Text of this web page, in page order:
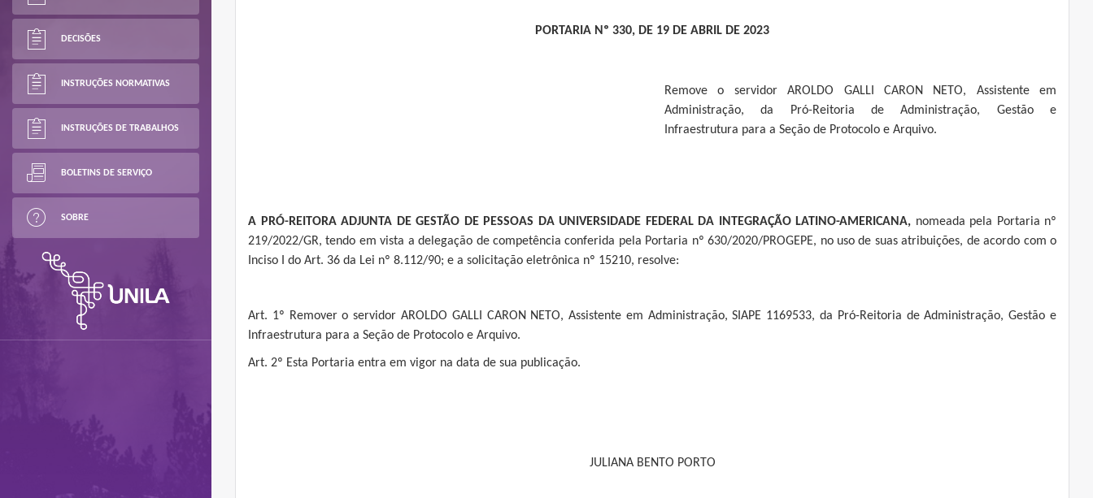
DECISÕES
INSTRUÇÕES NORMATIVAS
INSTRUÇÕES DE TRABALHOS
BOLETINS DE SERVIÇO
SOBRE
PORTARIA Nº 330, DE 19 DE ABRIL DE 2023
Remove o servidor AROLDO GALLI CARON NETO, Assistente em
Administração, da Pró-Reitoria de Administração, Gestão e
Infraestrutura para a Seção de Protocolo e Arquivo.
A PRÓ-REITORA ADJUNTA DE GESTÃO DE PESSOAS DA UNIVERSIDADE FEDERAL DA INTEGRAÇÃO LATINO-AMERICANA, nomeada pela Portaria nº
219/2022/GR, tendo em vista a delegação de competência conferida pela Portaria nº 630/2020/PROGEPE, no uso de suas atribuições, de acordo com o
Inciso I do Art. 36 da Lei nº 8.112/90; e a solicitação eletrônica nº 15210, resolve:
Art. 1º Remover o servidor AROLDO GALLI CARON NETO, Assistente em Administração, SIAPE 1169533, da Pró-Reitoria de Administração, Gestão e
Infraestrutura para a Seção de Protocolo e Arquivo.
Art. 2º Esta Portaria entra em vigor na data de sua publicação.
JULIANA BENTO PORTO